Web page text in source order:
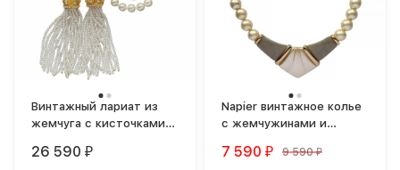
Винтажный лариат из
жемчуга с кисточками и
26 590 ₽
Napier винтажное колье
с жемчужинами и
7 590 ₽ 9 590 ₽